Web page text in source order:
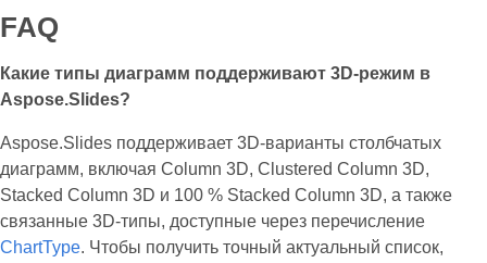
FAQ
Какие типы диаграмм поддерживают 3D‑режим в
Aspose.Slides?
Aspose.Slides поддерживает 3D‑варианты столбчатых
диаграмм, включая Column 3D, Clustered Column 3D,
Stacked Column 3D и 100 % Stacked Column 3D, а также
связанные 3D‑типы, доступные через перечисление
ChartType. Чтобы получить точный актуальный список,